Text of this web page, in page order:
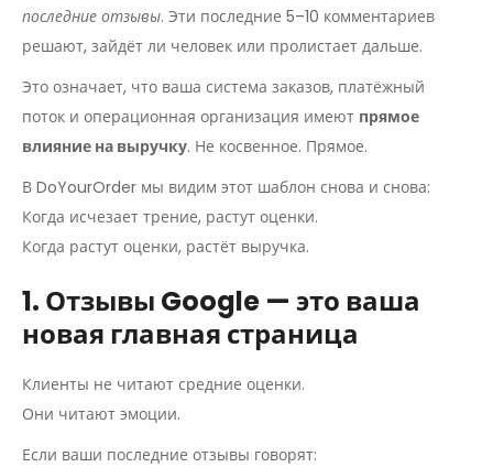
последние отзывы. Эти последние 5–10 комментариев
решают, зайдёт ли человек или пролистает дальше.
Это означает, что ваша система заказов, платёжный
поток и операционная организация имеют прямое
влияние на выручку. Не косвенное. Прямое.
В DoYourOrder мы видим этот шаблон снова и снова:
Когда исчезает трение, растут оценки.
Когда растут оценки, растёт выручка.
1. Отзывы Google — это ваша
новая главная страница
Клиенты не читают средние оценки.
Они читают эмоции.
Если ваши последние отзывы говорят: